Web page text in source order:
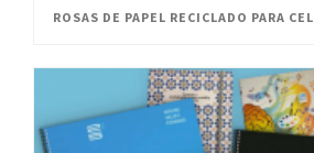
ROSAS DE PAPEL RECICLADO PARA